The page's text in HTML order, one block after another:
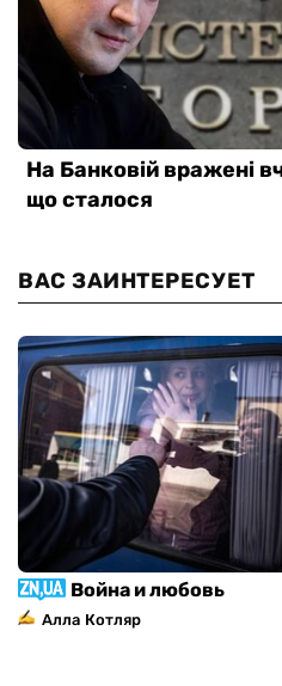
ВАС ЗАИНТЕРЕСУЕТ
Война и любовь
Алла Котляр